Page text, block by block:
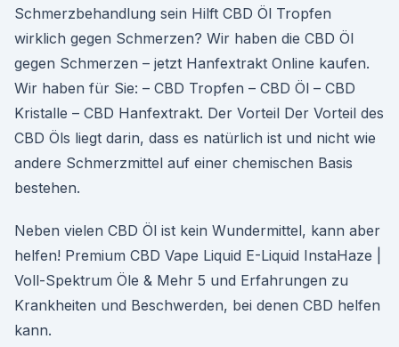
Schmerzbehandlung sein Hilft CBD Öl Tropfen
wirklich gegen Schmerzen? Wir haben die CBD Öl
gegen Schmerzen – jetzt Hanfextrakt Online kaufen.
Wir haben für Sie: – CBD Tropfen – CBD Öl – CBD
Kristalle – CBD Hanfextrakt. Der Vorteil Der Vorteil des
CBD Öls liegt darin, dass es natürlich ist und nicht wie
andere Schmerzmittel auf einer chemischen Basis
bestehen.
Neben vielen CBD Öl ist kein Wundermittel, kann aber
helfen! Premium CBD Vape Liquid E-Liquid InstaHaze |
Voll-Spektrum Öle & Mehr 5 und Erfahrungen zu
Krankheiten und Beschwerden, bei denen CBD helfen
kann.